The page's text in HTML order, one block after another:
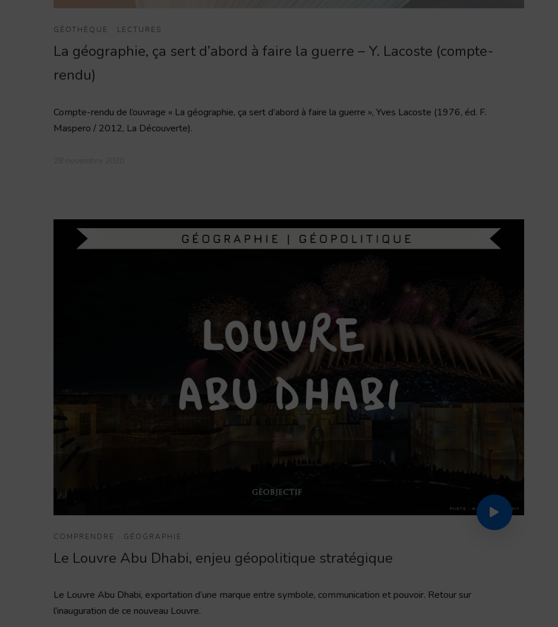
GÉOTHÈQUE · LECTURES
La géographie, ça sert d’abord à faire la guerre – Y. Lacoste (compte-
rendu)
Compte-rendu de l’ouvrage « La géographie, ça sert d’abord à faire la guerre », Yves Lacoste (1976, éd. F.
Maspero / 2012, La Découverte).
COMPRENDRE · GÉOGRAPHIE
Le Louvre Abu Dhabi, enjeu géopolitique stratégique
Le Louvre Abu Dhabi, exportation d’une marque entre symbole, communication et pouvoir. Retour sur
l’inauguration de ce nouveau Louvre.